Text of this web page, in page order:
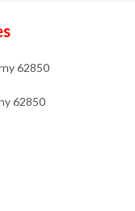
62850
62850